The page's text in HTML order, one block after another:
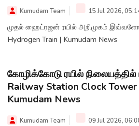
Kumudam Team 15 Jul 2026,
முதல் ஹைட்ரஜன் ரயில் அறிமுகம் இவ்வளோ
Hydrogen Train | Kumudam News
கோழிக்கோடு ரயில் நிலையத்தில்
Railway Station Clock
Kumudam News
Kumudam Team 09 Jul 2026,